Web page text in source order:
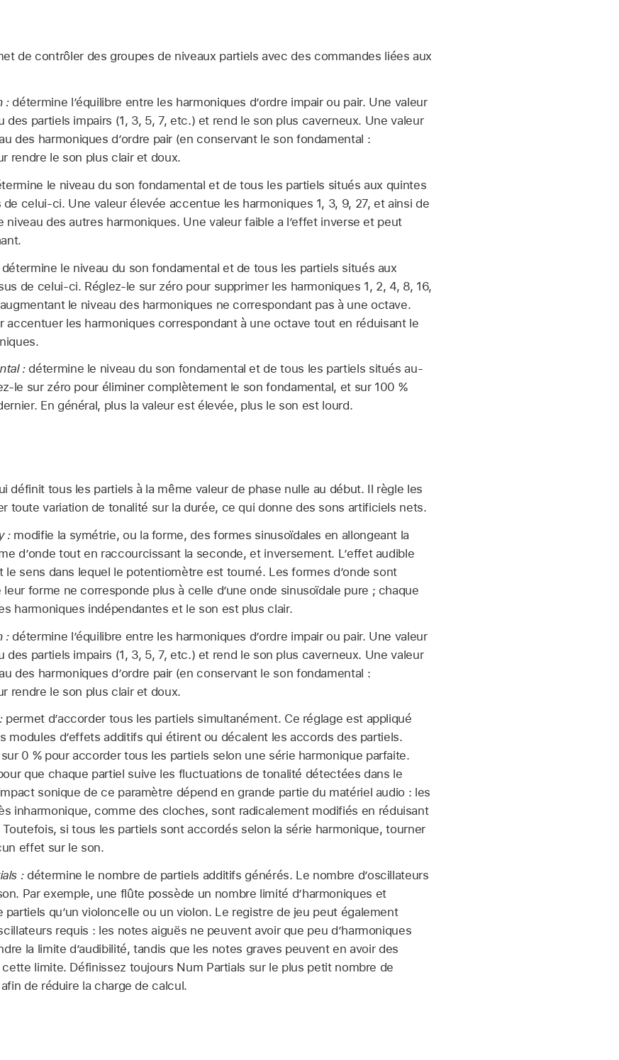
de contrôler des groupes de niveaux partiels avec des commandes liées aux
:détermine l’équilibre entre les harmoniques d’ordre impair ou pair. Une valeur
des partiels impairs (1, 3, 5, 7, etc.) et rend le son plus caverneux. Une valeur
des harmoniques d’ordre pair (en conservant le son fondamental :
rendre le son plus clair et doux.
le niveau du son fondamental et de tous les partiels situés aux quintes
celui-ci. Une valeur élevée accentue les harmoniques 1, 3, 9, 27, et ainsi de
des autres harmoniques. Une valeur faible a l’effet inverse et peut
le niveau du son fondamental et de tous les partiels situés aux
de celui-ci. Réglez-le sur zéro pour supprimer les harmoniques 1, 2, 4, 8, 16,
le niveau des harmoniques ne correspondant pas à une octave.
accentuer les harmoniques correspondant à une octave tout en réduisant le
:détermine le niveau du son fondamental et de tous les partiels situés au-
le sur zéro pour éliminer complètement le son fondamental, et sur 100 %
En général, plus la valeur est élevée, plus le son est lourd.
définit tous les partiels à la même valeur de phase nulle au début. Il règle les
toute variation de tonalité sur la durée, ce qui donne des sons artificiels nets.
:modifie la symétrie, ou la forme, des formes sinusoïdales en allongeant la
d’onde tout en raccourcissant la seconde, et inversement. L’effet audible
le sens dans lequel le potentiomètre est tourné. Les formes d’onde sont
leur forme ne corresponde plus à celle d’une onde sinusoïdale pure ; chaque
harmoniques indépendantes et le son est plus clair.
:détermine l’équilibre entre les harmoniques d’ordre impair ou pair. Une valeur
des partiels impairs (1, 3, 5, 7, etc.) et rend le son plus caverneux. Une valeur
des harmoniques d’ordre pair (en conservant le son fondamental :
rendre le son plus clair et doux.
permet d’accorder tous les partiels simultanément. Ce réglage est appliqué
modules d’effets additifs qui étirent ou décalent les accords des partiels.
0 % pour accorder tous les partiels selon une série harmonique parfaite.
que chaque partiel suive les fluctuations de tonalité détectées dans le
sonique de ce paramètre dépend en grande partie du matériel audio : les
inharmonique, comme des cloches, sont radicalement modifiés en réduisant
si tous les partiels sont accordés selon la série harmonique, tourner
effet sur le son.
:détermine le nombre de partiels additifs générés. Le nombre d’oscillateurs
Par exemple, une flûte possède un nombre limité d’harmoniques et
qu’un violoncelle ou un violon. Le registre de jeu peut également
requis : les notes aiguës ne peuvent avoir que peu d’harmoniques
la limite d’audibilité, tandis que les notes graves peuvent en avoir des
limite. Définissez toujours Num Partials sur le plus petit nombre de
de réduire la charge de calcul.